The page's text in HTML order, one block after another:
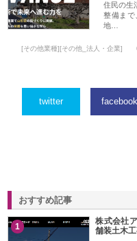
住民の生
整備まで
地…
[その他業種][その他_法人・企業]
twitter facebook
おすすめ記事
1
株式会社
舗装土木